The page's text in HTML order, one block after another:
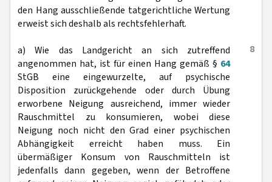
den Hang ausschließende tatgerichtliche Wertung
erweist sich deshalb als rechtsfehlerhaft.
8
a) Wie das Landgericht an sich zutreffend
angenommen hat, ist für einen Hang gemäß § 64
StGB eine eingewurzelte, auf psychische
Disposition zurückgehende oder durch Übung
erworbene Neigung ausreichend, immer wieder
Rauschmittel zu konsumieren, wobei diese
Neigung noch nicht den Grad einer psychischen
Abhängigkeit erreicht haben muss. Ein
übermäßiger Konsum von Rauschmitteln ist
jedenfalls dann gegeben, wenn der Betroffene